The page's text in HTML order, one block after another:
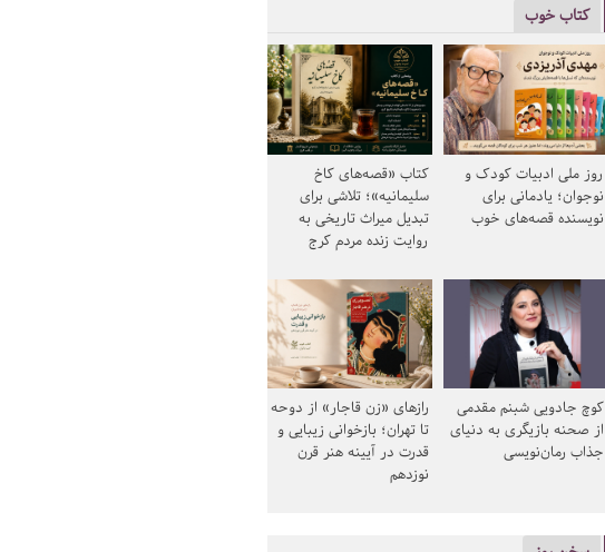
کتاب خوب
روز ملی ادبیات کودک و
نوجوان؛ یادمانی برای
نویسنده قصه‌های خوب
کتاب «قصه‌های کاخ
سلیمانیه»؛ تلاشی برای
تبدیل میراث تاریخی به
روایت زنده مردم کرج
کوچ جادویی شبنم مقدمی
از صحنه بازیگری به دنیای
جذاب رمان‌نویسی
رازهای «زن قاجار» از دوحه
تا تهران؛ بازخوانی زیبایی و
قدرت در آیینه هنر قرن
نوزدهم